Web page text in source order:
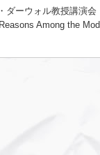
ダーウォル教授講演
Among the